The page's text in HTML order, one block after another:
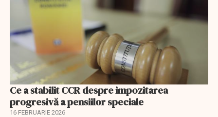
Ce a stabilit CCR despre impozitarea
progresivă a pensiilor speciale
16 FEBRUARIE 2026